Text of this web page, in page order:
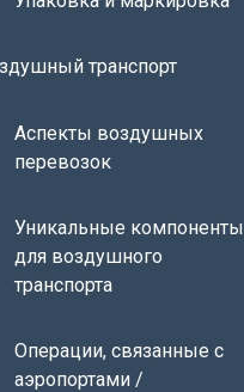
транспорт
Аспекты воздушных
перевозок
Уникальные компоненты
для воздушного
транспорта
Операции, связанные с
аэропортами /